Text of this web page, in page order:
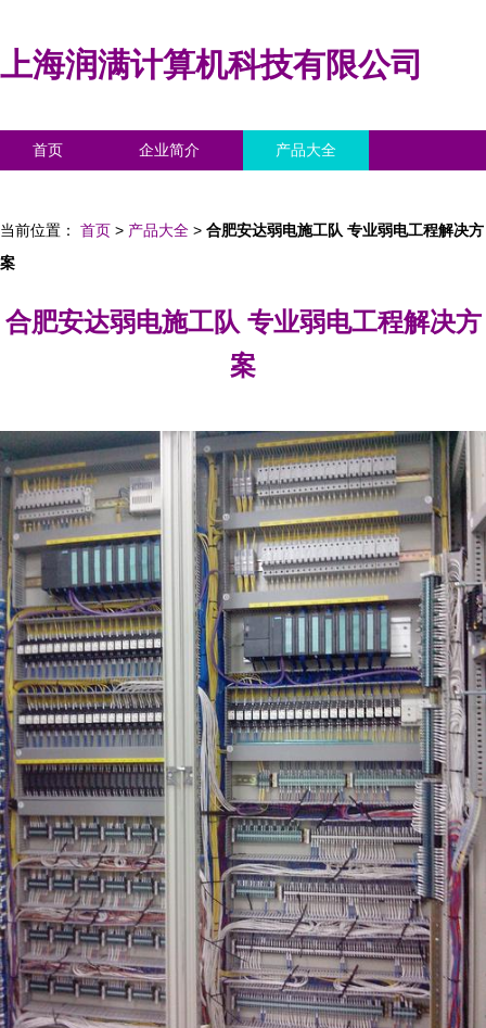
上海润满计算机科技有限公司
首页 企业简介 产品大全
当前位置： 首页 > 产品大全 > 合肥安达弱电施工队 专业弱电工程解决方
案
合肥安达弱电施工队 专业弱电工程解决方
案